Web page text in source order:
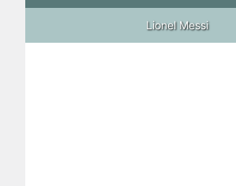
Lionel Messi